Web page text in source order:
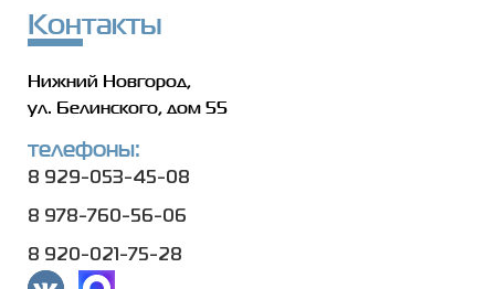
Контакты
Нижний Новгород,
ул. Белинского, дом 55
телефоны:
8 929-053-45-08
8 978-760-56-06
8 920-021-75-28